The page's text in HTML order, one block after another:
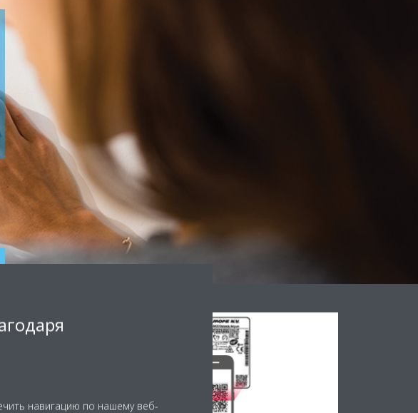
навигацию по нашему веб-